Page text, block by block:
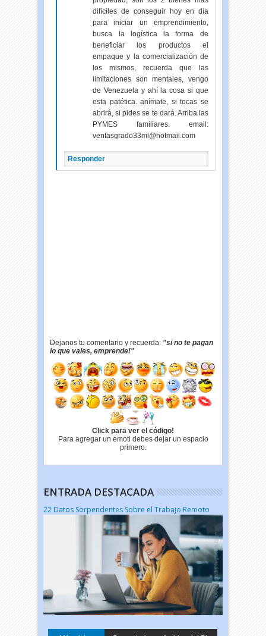
difíciles de conseguir hoy en día
para iniciar un emprendimiento,
busca la logística la forma de
beneficiar los productos el
empaque y la comercialización de
los mismos, recuerda que las
limitaciones son mentales, vengo
de Venezuela y ahí la cosa si que
esta patética. anímate, si tocas se
abrirá, si pides se te dará. Arriba las
PYMES familiares. email:
ventasgrado33ml@hotmail.com
Responder
Dejanos tu comentario y recuerda: "si no te pagan
lo que vales, emprende!"
Click para ver el código!
Para agregar un emoti debes dejar un espacio
primero.
ENTRADA DESTACADA
22 Datos Sorpendentes Sobre el Trabajo Remoto